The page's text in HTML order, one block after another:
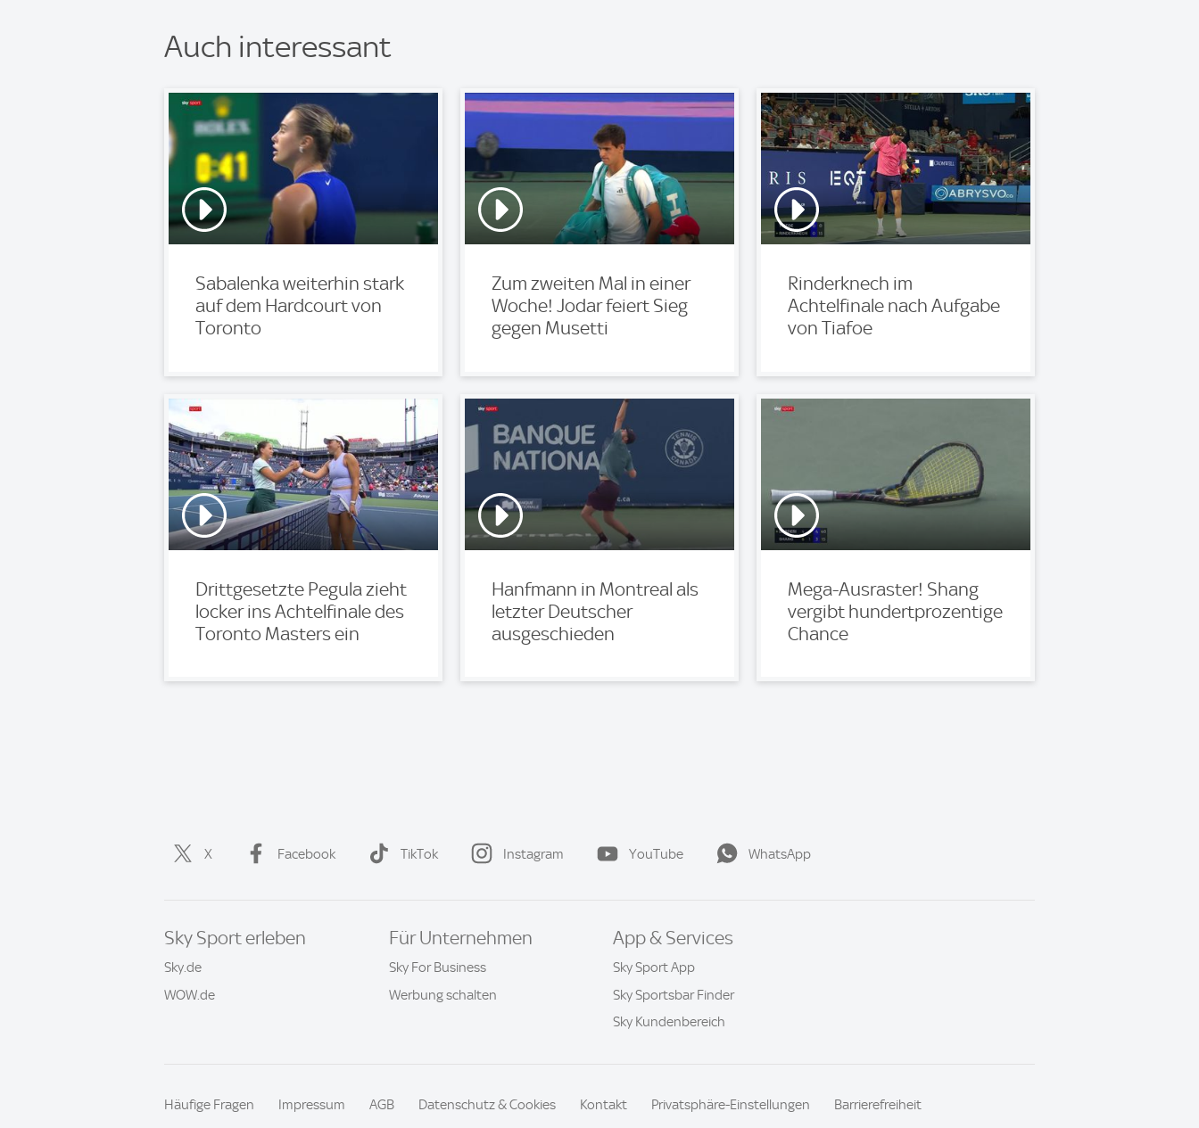
Auch interessant
Sabalenka weiterhin stark
auf dem Hardcourt von
Toronto
Zum zweiten Mal in einer
Woche! Jodar feiert Sieg
gegen Musetti
Rinderknech im
Achtelfinale nach Aufgabe
von Tiafoe
Drittgesetzte Pegula zieht
locker ins Achtelfinale des
Toronto Masters ein
Hanfmann in Montreal als
letzter Deutscher
ausgeschieden
Mega-Ausraster! Shang
vergibt hundertprozentige
Chance
X Facebook TikTok Instagram YouTube WhatsApp
Sky Sport erleben
Sky.de
WOW.de
Für Unternehmen
Sky For Business
Werbung schalten
App & Services
Sky Sport App
Sky Sportsbar Finder
Sky Kundenbereich
Häufige Fragen Impressum AGB Datenschutz & Cookies Kontakt Privatsphäre-Einstellungen Barrierefreiheit